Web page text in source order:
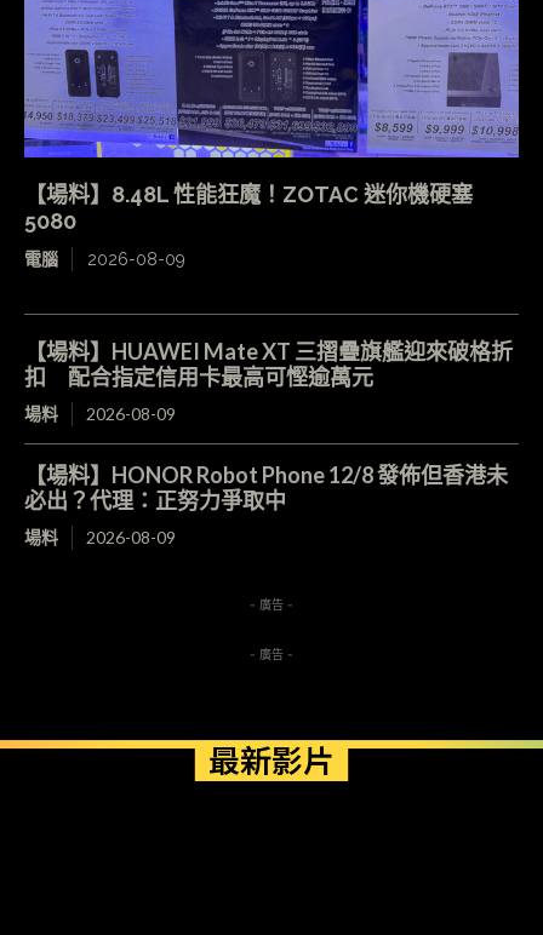
【場料】8.48L 性能狂魔！ZOTAC 迷你機硬塞
5080
電腦 2026-08-09
【場料】HUAWEI Mate XT 三摺疊旗艦迎來破格折
扣 配合指定信用卡最高可慳逾萬元
場料 2026-08-09
【場料】HONOR Robot Phone 12/8 發佈但香港未
必出？代理：正努力爭取中
場料 2026-08-09
- 廣告 -
- 廣告 -
最新影片